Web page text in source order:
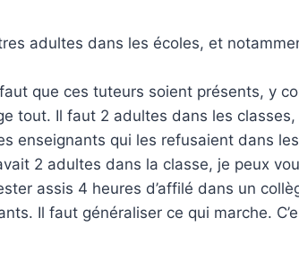
adultes dans les écoles, et
que ces tuteurs soient présents, y
tout. Il faut 2 adultes dans les
enseignants qui les refusaient dans
2 adultes dans la classe, je peux
assis 4 heures d’affilé dans un
Il faut généraliser ce qui marche.